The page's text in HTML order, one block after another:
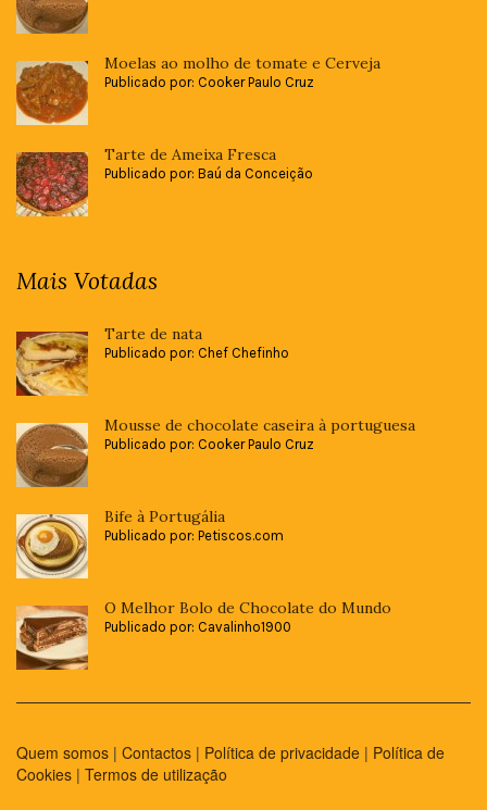
Moelas ao molho de tomate e Cerveja
Publicado por: Cooker Paulo Cruz
Tarte de Ameixa Fresca
Publicado por: Baú da Conceição
Mais Votadas
Tarte de nata
Publicado por: Chef Chefinho
Mousse de chocolate caseira à portuguesa
Publicado por: Cooker Paulo Cruz
Bife à Portugália
Publicado por: Petiscos.com
O Melhor Bolo de Chocolate do Mundo
Publicado por: Cavalinho1900
Quem somos | Contactos | Política de privacidade | Política de
Cookies | Termos de utilização